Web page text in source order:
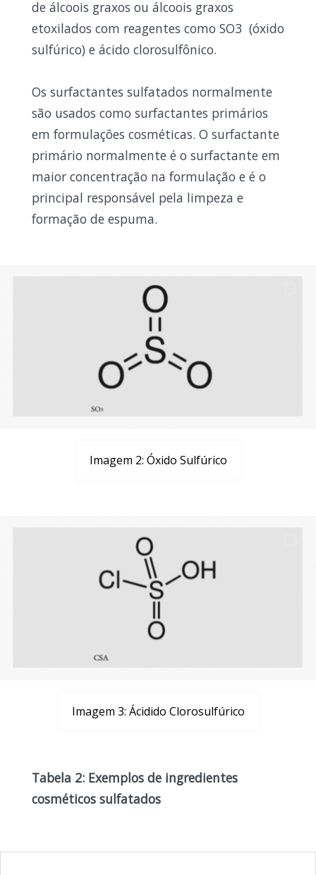
de álcoois graxos ou álcoois graxos
etoxilados com reagentes como SO3 (óxido
sulfúrico) e ácido clorosulfônico.
Os surfactantes sulfatados normalmente
são usados como surfactantes primários
em formulações cosméticas. O surfactante
primário normalmente é o surfactante em
maior concentração na formulação e é o
principal responsável pela limpeza e
formação de espuma.
Imagem 2: Óxido Sulfúrico
Imagem 3: Ácidido Clorosulfúrico
Tabela 2: Exemplos de ingredientes
cosméticos sulfatados